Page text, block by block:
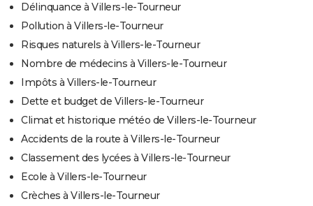
Délinquance à Villers-le-Tourneur
Pollution à Villers-le-Tourneur
Risques naturels à Villers-le-Tourneur
Nombre de médecins à Villers-le-Tourneur
Impôts à Villers-le-Tourneur
Dette et budget de Villers-le-Tourneur
Climat et historique météo de Villers-le-Tourneur
Accidents de la route à Villers-le-Tourneur
Classement des lycées à Villers-le-Tourneur
Ecole à Villers-le-Tourneur
Crèches à Villers-le-Tourneur